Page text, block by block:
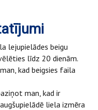
lejupielādes beigu
līdz 20 dienām.
kad beigsies faila
man, kad ir
liela izmēra